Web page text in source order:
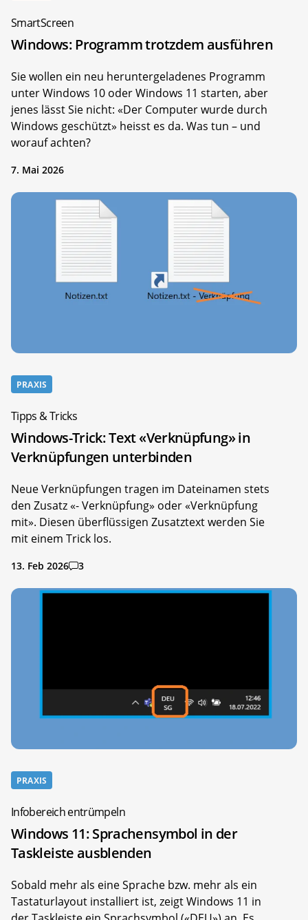
SmartScreen
Windows: Programm trotzdem ausführen
Sie wollen ein neu heruntergeladenes Programm
unter Windows 10 oder Windows 11 starten, aber
jenes lässt Sie nicht: «Der Computer wurde durch
Windows geschützt» heisst es da. Was tun – und
worauf achten?
7. Mai 2026
PRAXIS
Tipps & Tricks
Windows-Trick: Text «Verknüpfung» in
Verknüpfungen unterbinden
Neue Verknüpfungen tragen im Dateinamen stets
den Zusatz «- Verknüpfung» oder «Verknüpfung
mit». Diesen überflüssigen Zusatztext werden Sie
mit einem Trick los.
13. Feb 2026 3
PRAXIS
Infobereich entrümpeln
Windows 11: Sprachensymbol in der
Taskleiste ausblenden
Sobald mehr als eine Sprache bzw. mehr als ein
Tastaturlayout installiert ist, zeigt Windows 11 in